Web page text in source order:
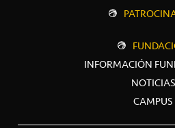
INFORMACIÓN
NOTICIAS
CAMPUS